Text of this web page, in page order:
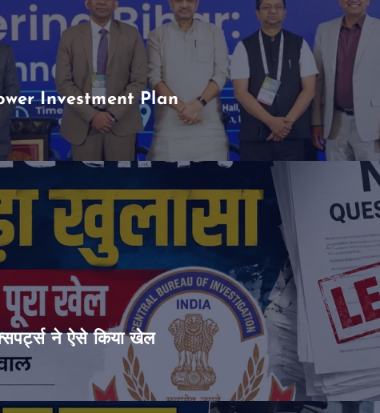
Investment Plan
ने ऐसे किया खेल